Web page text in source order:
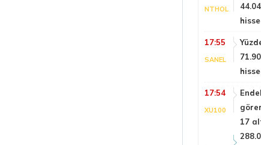
NTHOL
17:55
SANEL
17:54
XU100
17